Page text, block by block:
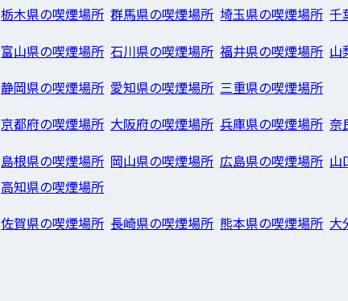
栃木県の喫煙場所 群馬県の喫煙場所 埼玉県の喫煙場所 千
富山県の喫煙場所 石川県の喫煙場所 福井県の喫煙場所 山
静岡県の喫煙場所 愛知県の喫煙場所 三重県の喫煙場所
京都府の喫煙場所 大阪府の喫煙場所 兵庫県の喫煙場所 奈
島根県の喫煙場所 岡山県の喫煙場所 広島県の喫煙場所 山
高知県の喫煙場所
佐賀県の喫煙場所 長崎県の喫煙場所 熊本県の喫煙場所 大